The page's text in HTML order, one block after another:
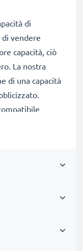
di
vendere
capacità, ciò
La nostra
di una capacità
originale Dell,
l'ansia di